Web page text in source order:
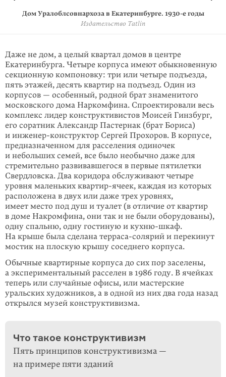
Дом Уралоблсовнархоза в Екатеринбурге. 1930-егоды
Издательство Tatlin
Дом Уралоблсовнархоза в Екатеринбурге. 1930-егоды
Министерство по управлению государственным имуществом
Дом Уралоблсовнархоза в Екатеринбурге
Министерство по управлению государственным имуществом
Дом Уралоблсовнархоза в Екатеринбурге
Управление государственной охраны объектов культурного наследия
Дом Уралоблсовнархоза в Екатеринбурге
Управление государственной охраны объектов культурного наследия
Дом Уралоблсовнархоза в Екатеринбурге
Фотография предоставлена Никитой Сучковым
Ячейка типа F. Разработка секции типизации Стройкома
РСФСР. 1928 год
Дома Уралоблсовнархоза в Екатеринбурге. 2014 год
© Николай Васильев
Дома Уралоблсовнархоза в Екатеринбурге. 2014 год
© Николай Васильев
Дом Уралоблсовнархоза в Екатеринбурге. 2014 год
© Николай Васильев
Балкон — переход от первого корпуса ко второму в домах
Уралоблсовнархоза в Екатеринбурге. 2014 год
Дом Уралоблсовнархоза в Екатеринбурге. 2015 год
© Николай Васильев
Коридор в доме Уралоблсовнархоза в Екатеринбурге. 2015 год
© Николай Васильев
Квартира в доме Уралоблсовнархоза в Екатеринбурге. 2015 год
© Николай Васильев
Даже не дом, а целый квартал домов в центре
Екатеринбурга. Четыре корпуса имеют обыкновенную
секционную компоновку: три или четыре подъезда,
пять этажей, десять квартир на подъезд. Один из
корпусов — особенный, родной брат знаменитого
московского дома Наркомфина. Спроектировали весь
комплекс лидер конструктивистов Моисей Гинзбург,
его соратник Александр Пастернак (брат Бориса)
и инженер-конструктор Сергей Прохоров. В корпусе,
предназ­наченном для расселения одиночек
и небольших семей, все было необычно даже для
стремительно развивавшегося в первые пятилетки
Свер­дловска. Два коридора обслужи­вают четыре
уровня маленьких квартир-ячеек, каждая из ко­торых
расположена в двух или даже трех уровнях,
имеет место под душ и туалет (в отличие от квартир
в доме Накромфина, они так и не были оборудованы),
одну спаль­ню, одну гостиную и кухню-шкаф.
На крыше была сделана терраса-солярий и пере­ки­нут
мостик на плоскую крышу соседнего корпуса.
Обычные квартирные корпуса до сих пор заселены,
а экспериментальный рас­селен в 1986 году. В ячейках
теперь или случайные офисы, или мастерские
уральских художников, а в одной из них два года назад
открылся музей конструк­тивизма.
Что такое конструктивизм
Пять принципов конструктивизма —
на примере пяти зданий